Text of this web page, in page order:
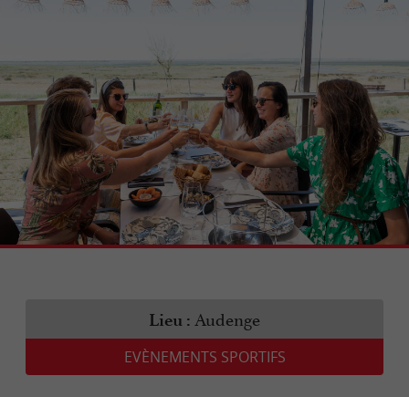
Lieu : Audenge
EVÈNEMENTS SPORTIFS